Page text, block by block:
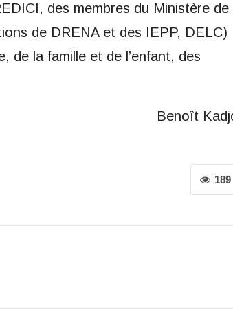
des membres du Ministère de
de DRENA et des IEPP, DELC)
de la famille et de l’enfant, des
Benoît
189